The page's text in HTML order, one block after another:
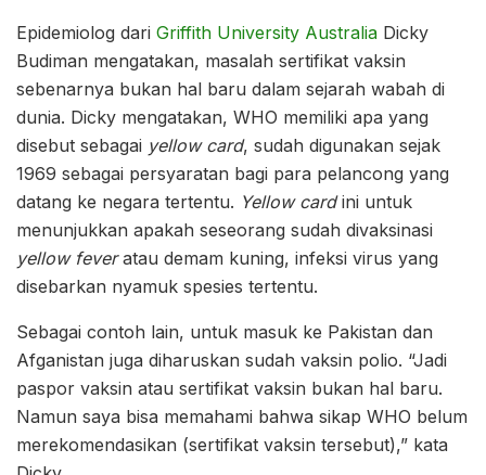
Epidemiolog dari Griffith University Australia Dicky
Budiman mengatakan, masalah sertifikat vaksin
sebenarnya bukan hal baru dalam sejarah wabah di
dunia. Dicky mengatakan, WHO memiliki apa yang
disebut sebagai yellow card, sudah digunakan sejak
1969 sebagai persyaratan bagi para pelancong yang
datang ke negara tertentu. Yellow cardini untuk
menunjukkan apakah seseorang sudah divaksinasi
yellow feveratau demam kuning, infeksi virus yang
disebarkan nyamuk spesies tertentu.
Sebagai contoh lain, untuk masuk ke Pakistan dan
Afganistan juga diharuskan sudah vaksin polio. “Jadi
paspor vaksin atau sertifikat vaksin bukan hal baru.
Namun saya bisa memahami bahwa sikap WHO belum
merekomendasikan (sertifikat vaksin tersebut),” kata